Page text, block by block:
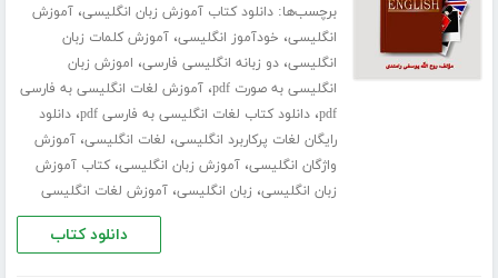
برچسب‌ها:دانلود کتاب آموزش زبان انگلیسی،آموزش
انگلیسی، خودآموز انگلیسی،آموزش کلمات زبان
انگلیسی،دو زبانه انگلیسی فارسی، اموزش زبان
انگلیسی به صورت pdf
،آموزش لغات انگلیسی به فارسی
pdf،دانلود کتاب لغات انگلیسی به فارسی pdf ،دانلود
رایگان لغات پرکاربرد انگلیسی، لغات انگلیسی،آموزش
واژگان انگلیسی،آموزش زبان انگلیسی،کتاب آموزش
زبان انگلیسی، زبان انگلیسی،آموزش لغات انگلیسی
دانلود کتاب